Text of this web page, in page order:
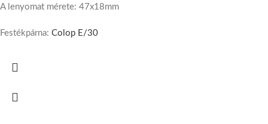
A lenyomat mérete: 47x18mm
Festékpárna: Colop E/30